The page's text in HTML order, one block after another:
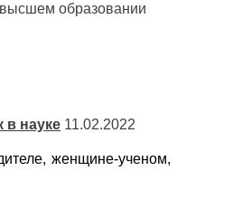
образовании
науке 11.02.2022
женщине-ученом,